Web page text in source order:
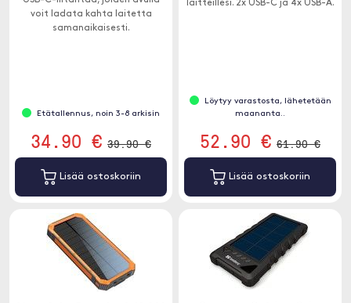
voit ladata kahta laitetta
samanaikaisesti.
Etätallennus, noin 3-8 arkisin
34.90 € 39.90 €
Lisää ostoskoriin
laitteillesi. 2x USB-C ja 4x USB-A.
Löytyy varastosta, lähetetään
maananta..
52.90 € 61.90 €
Lisää ostoskoriin